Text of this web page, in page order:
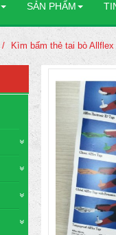
SẢN PHẨM
Kìm bấm thẻ tai bò Allflex